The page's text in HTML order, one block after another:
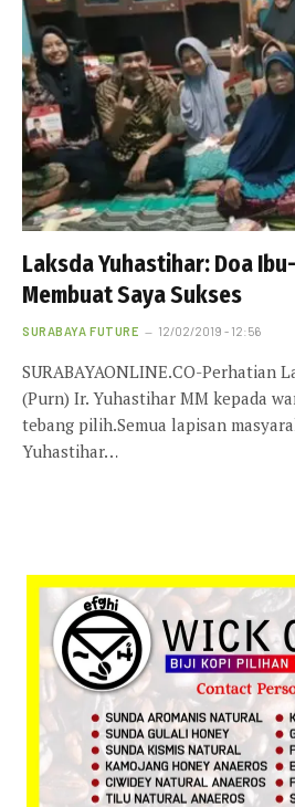
Laksda Yuhastihar: Doa
Membuat Saya Sukses
SURABAYA FUTURE 12/02/2019 - 12:56
SURABAYAONLINE.CO-Perhatian
(Purn) Ir. Yuhastihar MM kepada
tebang pilih.Semua lapisan
Yuhastihar…